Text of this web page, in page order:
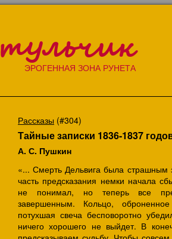
ЭРОГЕННАЯ ЗОНА РУНЕТА
Рассказы (#304)
Тайные записки 1836-1837
А. С. Пушкин
«... Смерть Дельвига была страшным
часть предсказания немки начала
не понимал, но теперь все
завершенным. Кольцо,
потухшая свеча бесповоротно
ничего хорошего не выйдет. В